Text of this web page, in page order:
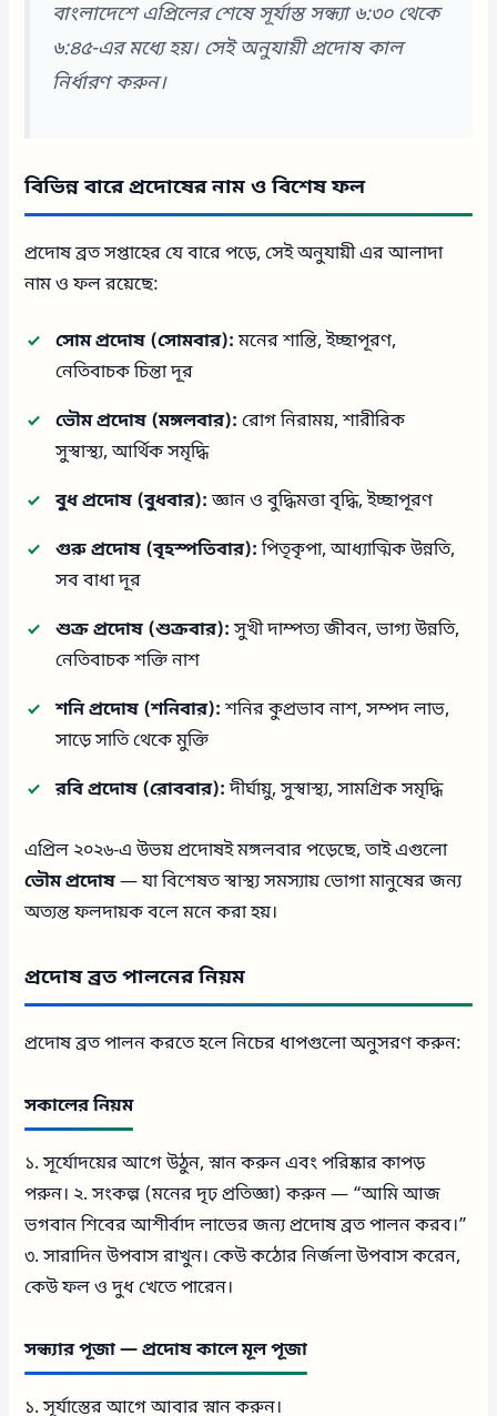
বাংলাদেশে এপ্রিলের শেষে সূর্যাস্ত সন্ধ্যা ৬:৩০ থেকে
৬:৪৫-এর মধ্যে হয়। সেই অনুযায়ী প্রদোষ কাল
নির্ধারণ করুন।
বিভিন্ন বারে প্রদোষের নাম ও বিশেষ ফল
প্রদোষ ব্রত সপ্তাহের যে বারে পড়ে, সেই অনুযায়ী এর আলাদা
নাম ও ফল রয়েছে:
সোম প্রদোষ (সোমবার):মনের শান্তি, ইচ্ছাপূরণ,
নেতিবাচক চিন্তা দূর
ভৌম প্রদোষ (মঙ্গলবার): রোগ নিরাময়, শারীরিক
সুস্বাস্থ্য, আর্থিক সমৃদ্ধি
বুধ প্রদোষ (বুধবার):জ্ঞান ও বুদ্ধিমত্তা বৃদ্ধি, ইচ্ছাপূরণ
গুরু প্রদোষ (বৃহস্পতিবার):পিতৃকৃপা, আধ্যাত্মিক উন্নতি,
সব বাধা দূর
শুক্র প্রদোষ (শুক্রবার):সুখী দাম্পত্য জীবন, ভাগ্য উন্নতি,
নেতিবাচক শক্তি নাশ
শনি প্রদোষ (শনিবার): শনির কুপ্রভাব নাশ, সম্পদ লাভ,
সাড়ে সাতি থেকে মুক্তি
রবি প্রদোষ (রোববার):দীর্ঘায়ু, সুস্বাস্থ্য, সামগ্রিক সমৃদ্ধি
এপ্রিল ২০২৬-এ উভয় প্রদোষই মঙ্গলবার পড়েছে, তাই এগুলো
ভৌম প্রদোষ— যা বিশেষত স্বাস্থ্য সমস্যায় ভোগা মানুষের জন্য
অত্যন্ত ফলদায়ক বলে মনে করা হয়।
প্রদোষ ব্রত পালনের নিয়ম
প্রদোষ ব্রত পালন করতে হলে নিচের ধাপগুলো অনুসরণ করুন:
সকালের নিয়ম
১. সূর্যোদয়ের আগে উঠুন, স্নান করুন এবং পরিষ্কার কাপড়
পরুন। ২. সংকল্প (মনের দৃঢ় প্রতিজ্ঞা) করুন — “আমি আজ
ভগবান শিবের আশীর্বাদ লাভের জন্য প্রদোষ ব্রত পালন করব।”
৩. সারাদিন উপবাস রাখুন। কেউ কঠোর নির্জলা উপবাস করেন,
কেউ ফল ও দুধ খেতে পারেন।
সন্ধ্যার পূজা — প্রদোষ কালে মূল পূজা
১. সূর্যাস্তের আগে আবার স্নান করুন।